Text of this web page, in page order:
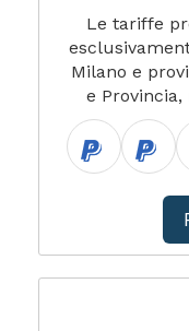
Le tariffe
Milano e
e Provincia,